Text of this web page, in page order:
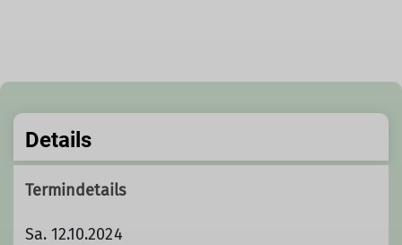
Details
Termindetails
Sa. 12.10.2024